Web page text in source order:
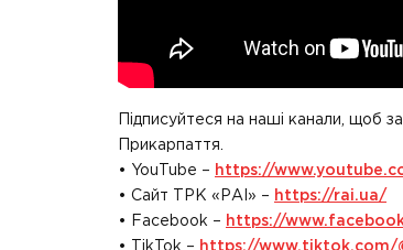
Підписуйтеся на наші канали, щоб
Прикарпаття.
• YouTube – https://
• Сайт ТРК «РАІ» – https://rai.ua/
• Facebook – https://
• TikTok – https://www.tiktok.com/